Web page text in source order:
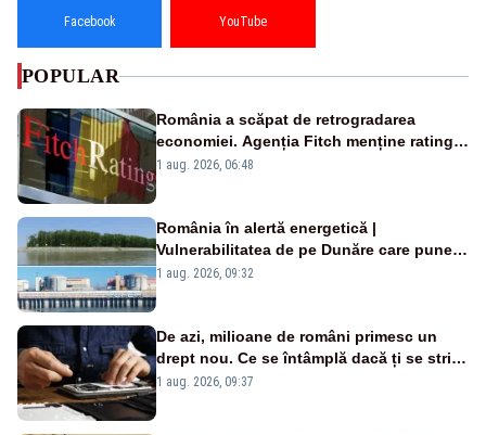
Facebook YouTube
POPULAR
România a scăpat de retrogradarea
economiei. Agenția Fitch menține ratingul
„BBB-” cu perspectivă negativă
1 aug. 2026, 06:48
România în alertă energetică |
Vulnerabilitatea de pe Dunăre care pune
în pericol Centrala Cernavodă era
1 aug. 2026, 09:32
De azi, milioane de români primesc un
drept nou. Ce se întâmplă dacă ți se strică
un produs
1 aug. 2026, 09:37